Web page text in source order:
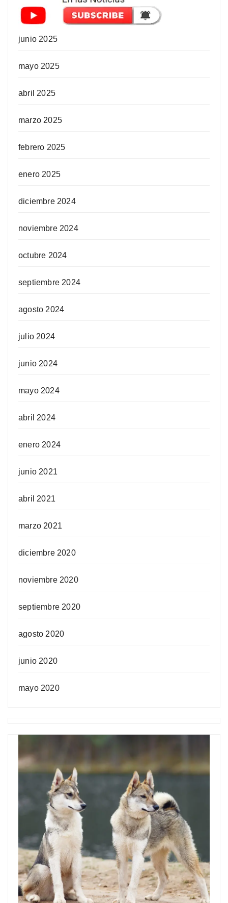
junio 2025
mayo 2025
abril 2025
marzo 2025
febrero 2025
enero 2025
diciembre 2024
noviembre 2024
octubre 2024
septiembre 2024
agosto 2024
julio 2024
junio 2024
mayo 2024
abril 2024
enero 2024
junio 2021
abril 2021
marzo 2021
diciembre 2020
noviembre 2020
septiembre 2020
agosto 2020
junio 2020
mayo 2020